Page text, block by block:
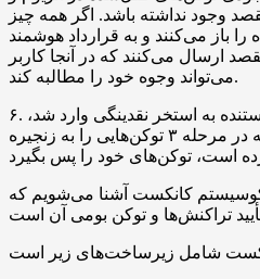
وجود نداشته باشد. اگر همه چیز
باز می‌کنند و به قرارداد هوشمند
ارسال می‌کنند که در آنجا کاربر
می‌تواند وجوه خود را مطالبه کند.
۶. به محض اینکه وجوه کاربر فرستنده به استخر نقدینگی وارد شد،
روتر می‌تواند با اثبات اینکه در مرحله ۳ توکن‌هایی را به زنجیره
کانکست آشنا می‌شویم که